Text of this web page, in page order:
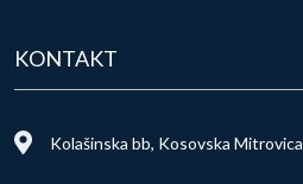
KONTAKT
Kolašinska bb, Kosovska Mitrovica